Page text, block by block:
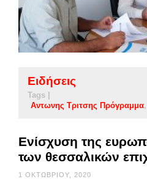
Ειδήσεις
Tags |
Αντωνης Τριτσης Πρόγραμμα
Ενίσχυση της
των θεσσαλικών
1 ΟΚΤΩΒΡΊΟΥ, 2020